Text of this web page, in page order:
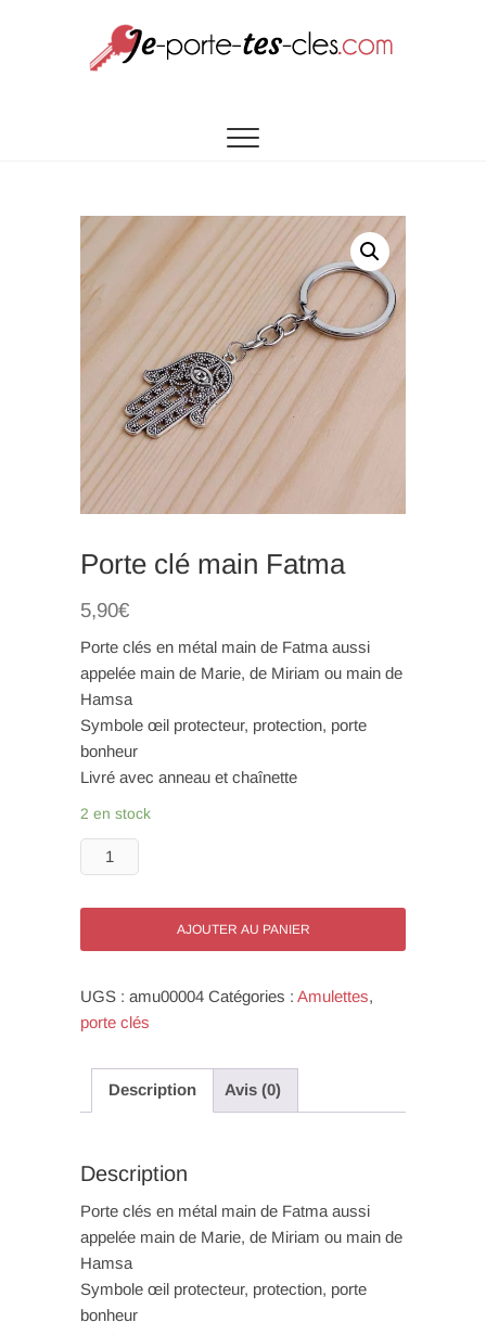
cles.com
Porte clé main Fatma
5,90€
Porte clés en métal main de Fatma aussi
appelée main de Marie, de Miriam ou main de
Hamsa
Symbole œil protecteur, protection, porte
bonheur
Livré avec anneau et chaînette
2 en stock
quantité
de
main
AJOUTER AU PANIER
UGS : amu00004 Catégories : Amulettes,
porte clés
Description Avis (0)
Description
Porte clés en métal main de Fatma aussi
appelée main de Marie, de Miriam ou main de
Hamsa
Symbole œil protecteur, protection, porte
bonheur